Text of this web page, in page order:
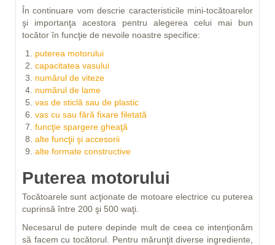
În continuare vom descrie caracteristicile mini-tocătoarelor
şi importanţa acestora pentru alegerea celui mai bun
tocător în funcţie de nevoile noastre specifice:
puterea motorului
capacitatea vasului
numărul de viteze
numărul de lame
vas de sticlă sau de plastic
vas cu sau fără fixare filetată
funcţie spargere gheaţă
alte funcţii şi accesorii
alte formate constructive
Puterea motorului
Tocătoarele sunt acţionate de motoare electrice cu puterea
cuprinsă între 200 şi 500 waţi.
Necesarul de putere depinde mult de ceea ce intenţionăm
să facem cu tocătorul. Pentru mărunţit diverse ingrediente,